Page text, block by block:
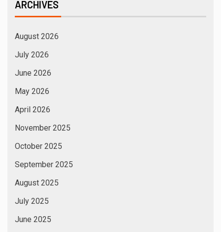
ARCHIVES
August 2026
July 2026
June 2026
May 2026
April 2026
November 2025
October 2025
September 2025
August 2025
July 2025
June 2025